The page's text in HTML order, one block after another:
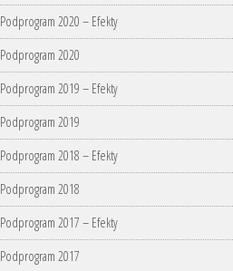
Podprogram 2020 – Efekty
Podprogram 2020
Podprogram 2019 – Efekty
Podprogram 2019
Podprogram 2018 – Efekty
Podprogram 2018
Podprogram 2017 – Efekty
Podprogram 2017